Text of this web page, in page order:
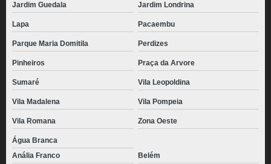
preço de pão de queijo congelado atacado Itapevi
preço de pão de queijo gourmet congelado Vila Guilherme
distribuidora de pão de queijo de parmesão congelado cidade monções
pão de queijo caseiro congelado valor Jardim Panorama
distribuidora de pão de queijo gourmet congelado Santana de Parnaíba
pão de queijo palito congelado Pirapora do Bom Jesus
pães de queijo caseiro congelado Belém
distribuidora de pão de queijo congelado atacado Vila Nova Conceição
Jardim Guedala Jardim Londrina
Lapa Pacaembu
Parque Maria Domitila Perdizes
Pinheiros Praça da Arvore
Sumaré Vila Leopoldina
Vila Madalena Vila Pompeia
Vila Romana Zona Oeste
Água Branca
Anália Franco
Belém